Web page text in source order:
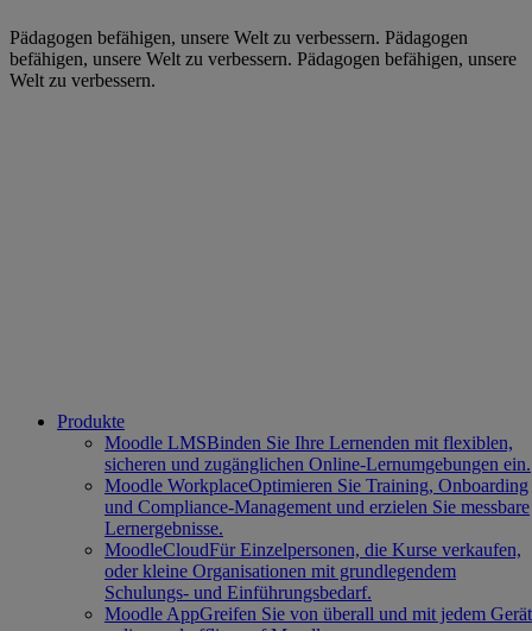
Pädagogen befähigen, unsere Welt zu verbessern. Pädagogen
befähigen, unsere Welt zu verbessern. Pädagogen befähigen, unsere
Welt zu verbessern.
Produkte
Moodle LMSBinden Sie Ihre Lernenden mit flexiblen,
sicheren und zugänglichen Online-Lernumgebungen ein.
Moodle WorkplaceOptimieren Sie Training, Onboarding
und Compliance-Management und erzielen Sie messbare
Lernergebnisse.
MoodleCloudFür Einzelpersonen, die Kurse verkaufen,
oder kleine Organisationen mit grundlegendem
Schulungs- und Einführungsbedarf.
Moodle AppGreifen Sie von überall und mit jedem Gerät